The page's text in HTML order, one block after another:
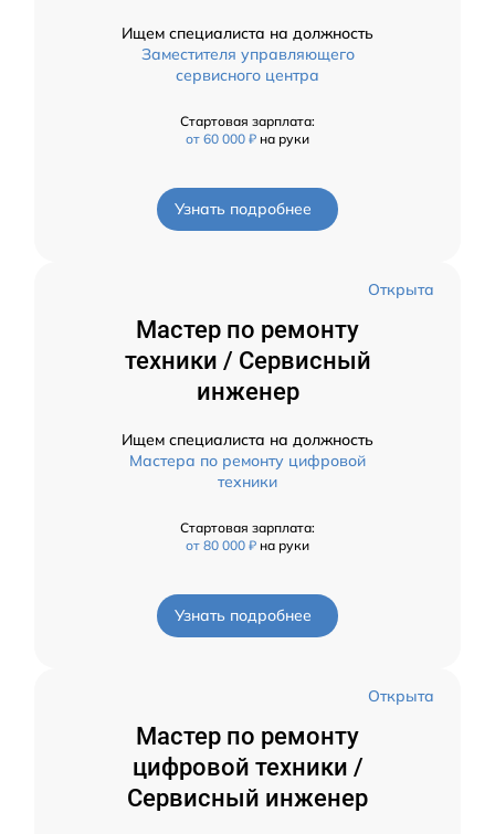
Ищем специалиста на должность
Заместителя управляющего
сервисного центра
Стартовая зарплата:
от 60 000 ₽ на руки
Узнать подробнее
Открыта
Мастер по ремонту
техники / Сервисный
инженер
Ищем специалиста на должность
Мастера по ремонту цифровой
техники
Стартовая зарплата:
от 80 000 ₽ на руки
Узнать подробнее
Открыта
Мастер по ремонту
цифровой техники /
Сервисный инженер